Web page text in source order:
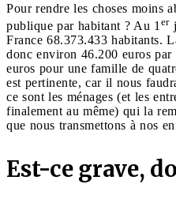
Pour rendre les choses moins
publique par habitant ? Au 1 er
France 68.373.433 habitants.
donc environ 46.200 euros
euros pour une famille de
est pertinente, car il nous
ce sont les ménages (et les
finalement au même) qui la
que nous transmettons à nos
Est-ce grave,